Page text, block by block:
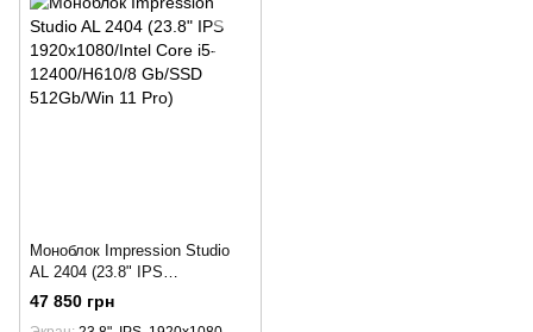
Моноблок Impression Studio
AL 2404 (23.8" IPS
1920x1080/Intel Core i5-
12400/H610/8 Gb/SSD
47 850 грн